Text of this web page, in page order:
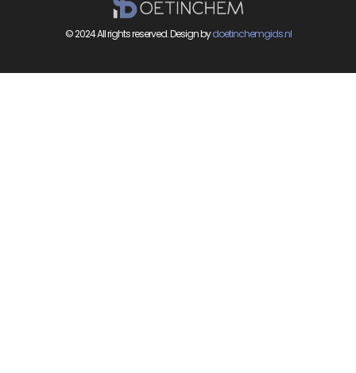
© 2024 All rights reserved. Design bydoetinchemgids.nl